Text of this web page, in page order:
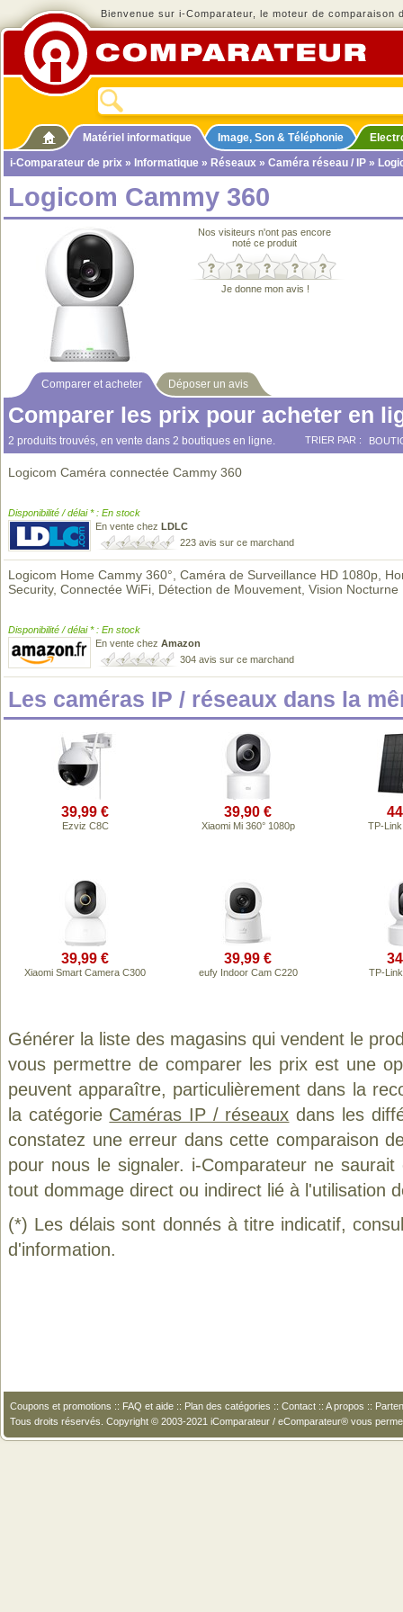
Bienvenue sur i-Comparateur, le moteur de comparaison
Matériel informatique Image, Son & Téléphonie
i-Comparateur de prix » Informatique » Réseaux » Caméra réseau / IP »
Logicom Cammy 360
Nos visiteurs n'ont pas encore
noté ce produit
Je donne mon avis !
Comparer et acheter Déposer un avis
Comparer les prix pour acheter en
2 produits trouvés, en vente dans 2 boutiques en ligne. TRIER PAR :
Logicom Caméra connectée Cammy 360
Disponibilité / délai * : En stock
En vente chez LDLC
223 avis sur ce marchand
Logicom Home Cammy 360°, Caméra de Surveillance HD 1080p,
Security, Connectée WiFi, Détection de Mouvement, Vision Nocturne
Disponibilité / délai * : En stock
En vente chez Amazon
304 avis sur ce marchand
Les caméras IP / réseaux dans la
39,99 €
Ezviz C8C
39,90 €
Xiaomi Mi 360° 1080p TP-
39,99 €
Xiaomi Smart Camera C300
39,99 €
eufy Indoor Cam C220 TP-
Générer la liste des magasins qui vendent le
vous permettre de comparer les prix est une
peuvent apparaître, particulièrement dans la
la catégorie Caméras IP / réseaux dans les
constatez une erreur dans cette comparaison
pour nous le signaler. i-Comparateur ne
tout dommage direct ou indirect lié à l'utilisation
(*) Les délais sont donnés à titre indicatif,
d'information.
Coupons et promotions :: FAQ et aide :: Plan des catégories :: Contact :: A propos ::
Tous droits réservés. Copyright © 2003-2021 iComparateur / eComparateur® vous